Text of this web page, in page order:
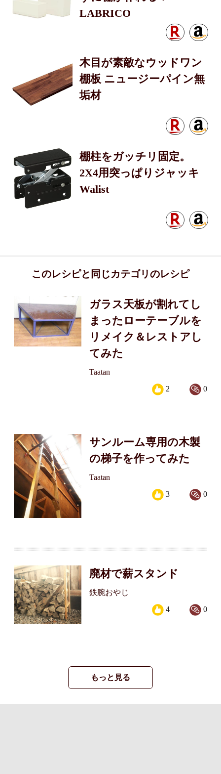
LABRICO
木目が素敵なウッドワン
棚板 ニュージーパイン無
垢材
棚柱をガッチリ固定。
2X4用突っぱりジャッキ
Walist
このレシピと同じカテゴリのレシピ
ガラス天板が割れてし
まったローテーブルを
リメイク＆レストアし
てみた
Taatan
0
2
サンルーム専用の木製
の梯子を作ってみた
Taatan
0
3
廃材で薪スタンド
鉄腕おやじ
0
4
もっと見る